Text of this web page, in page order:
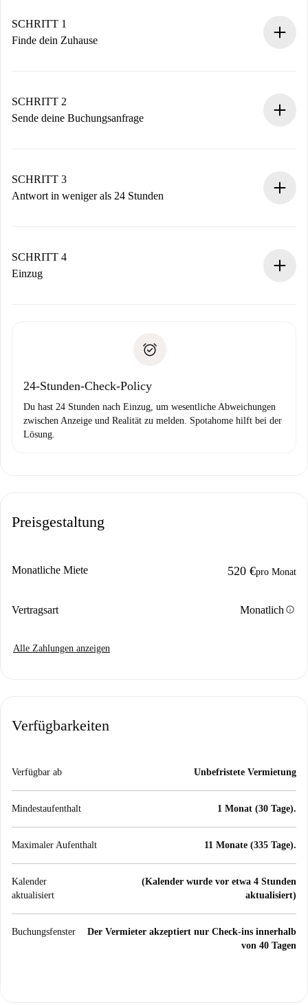
SCHRITT 1
Finde dein Zuhause
Du erhältst alle notwendigen Informationen im Voraus.
SCHRITT 2
Sende deine Buchungsanfrage
Denk daran, dass wir dich erst belasten, wenn der
Vermieter zustimmt.
SCHRITT 3
Antwort in weniger als 24 Stunden
stellen den Kontakt her.
Wenn der Vermieter ablehnen muss, entstehen keine
SCHRITT 4
Einzug
24-Stunden-Check-Policy
Du hast 24 Stunden nach Einzug, um wesentliche Abweichungen
zwischen Anzeige und Realität zu melden. Spotahome hilft bei der
Lösung.
Preisgestaltung
Monatliche Miete 520 €pro Monat
Vertragsart Monatlichinfo
Alle Zahlungen anzeigen
Verfügbarkeiten
Verfügbar ab Unbefristete Vermietung
Mindestaufenthalt 1 Monat (30 Tage).
Maximaler Aufenthalt 11 Monate (335 Tage).
Kalender
aktualisiert
(Kalender wurde vor etwa 4 Stunden
aktualisiert)
Buchungsfenster
Der Vermieter akzeptiert nur Check-ins innerhalb
von 40 Tagen